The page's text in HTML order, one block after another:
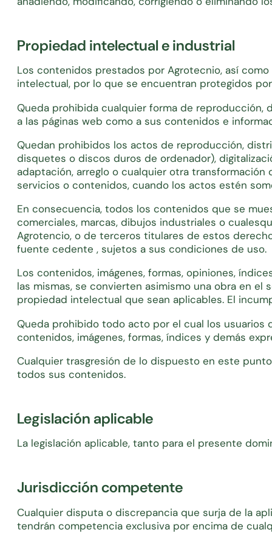
Propiedad intelectual e industrial
Los contenidos prestados por Agrotecnio, así
intelectual, por lo que se encuentran protegidos
Queda prohibida cualquier forma de
a las páginas web como a sus contenidos e
Quedan prohibidos los actos de reproducción,
disquetes o discos duros de ordenador),
adaptación, arreglo o cualquier otra
servicios o contenidos, cuando los actos estén
En consecuencia, todos los contenidos que se
comerciales, marcas, dibujos industriales o
Agrotencio, o de terceros titulares de estos
fuente cedente , sujetos a sus condiciones de uso.
Los contenidos, imágenes, formas, opiniones,
las mismas, se convierten asimismo una obra en
propiedad intelectual que sean aplicables. El
Queda prohibido todo acto por el cual los
contenidos, imágenes, formas, índices y demás
Cualquier trasgresión de lo dispuesto en este
todos sus contenidos.
Legislación aplicable
La legislación aplicable, tanto para el presente
Jurisdicción competente
Cualquier disputa o discrepancia que surja de la
tendrán competencia exclusiva por encima de